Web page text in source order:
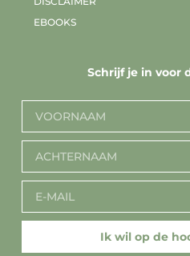
EBOOKS
Schrijf je in voor
Ik wil op de